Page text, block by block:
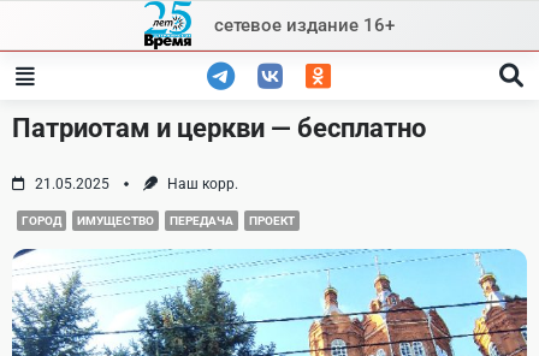
content
сетевое издание 16+
Патриотам и церкви — бесплатно
21.05.2025 Наш корр.
ГОРОД ИМУЩЕСТВО ПЕРЕДАЧА ПРОЕКТ